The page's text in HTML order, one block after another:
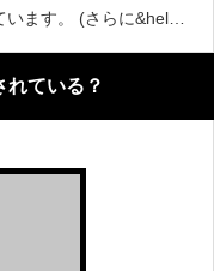
ます。 (さらに&helli
れている？